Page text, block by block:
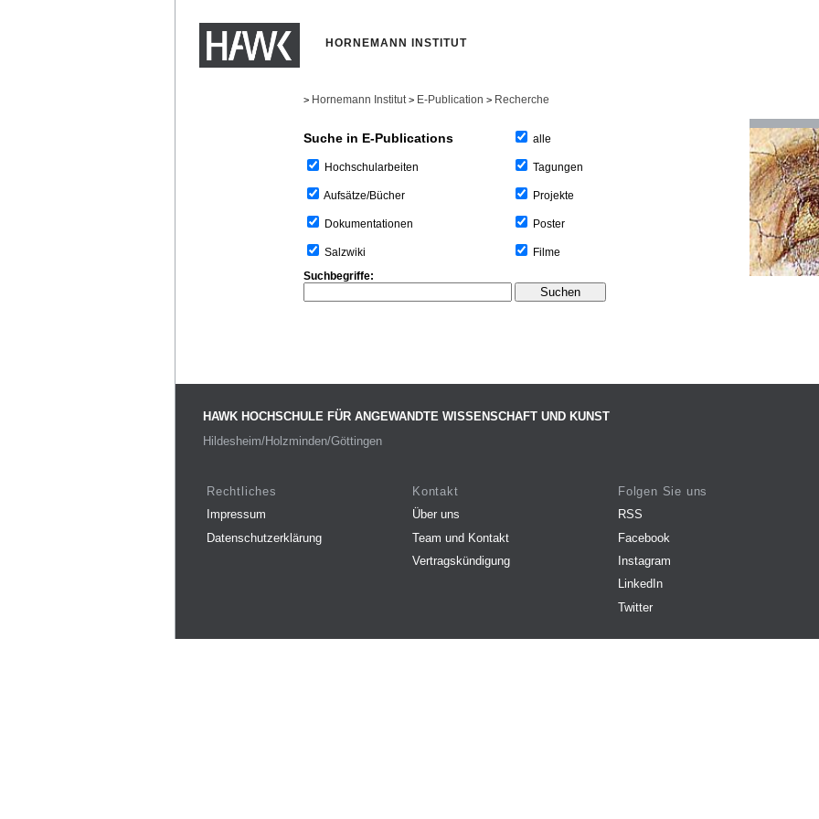
HORNEMANN INSTITUT
> Hornemann Institut > E-Publication > Recherche
Suche in E-Publications
Hochschularbeiten
Aufsätze/Bücher
Dokumentationen
Salzwiki
alle
Tagungen
Projekte
Poster
Filme
Suchbegriffe:
HAWK HOCHSCHULE FÜR ANGEWANDTE WISSENSCHAFT UND KUNST
Hildesheim/Holzminden/Göttingen
Rechtliches
Impressum
Datenschutzerklärung
Kontakt
Über uns
Team und Kontakt
Vertragskündigung
Folgen Sie uns
RSS
Facebook
Instagram
LinkedIn
Twitter